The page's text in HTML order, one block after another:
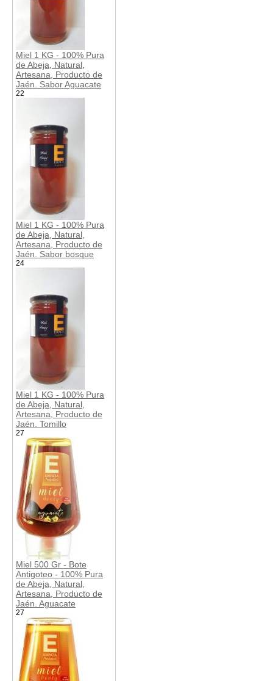
Miel 1 KG - 100% Pura
de Abeja, Natural,
Artesana, Producto de
Jaén. Sabor Aguacate
22
Miel 1 KG - 100% Pura
de Abeja, Natural,
Artesana, Producto de
Jaén. Sabor bosque
24
Miel 1 KG - 100% Pura
de Abeja, Natural,
Artesana, Producto de
Jaén. Tomillo
27
Miel 500 Gr - Bote
Antigoteo - 100% Pura
de Abeja, Natural,
Artesana, Producto de
Jaén. Aguacate
27